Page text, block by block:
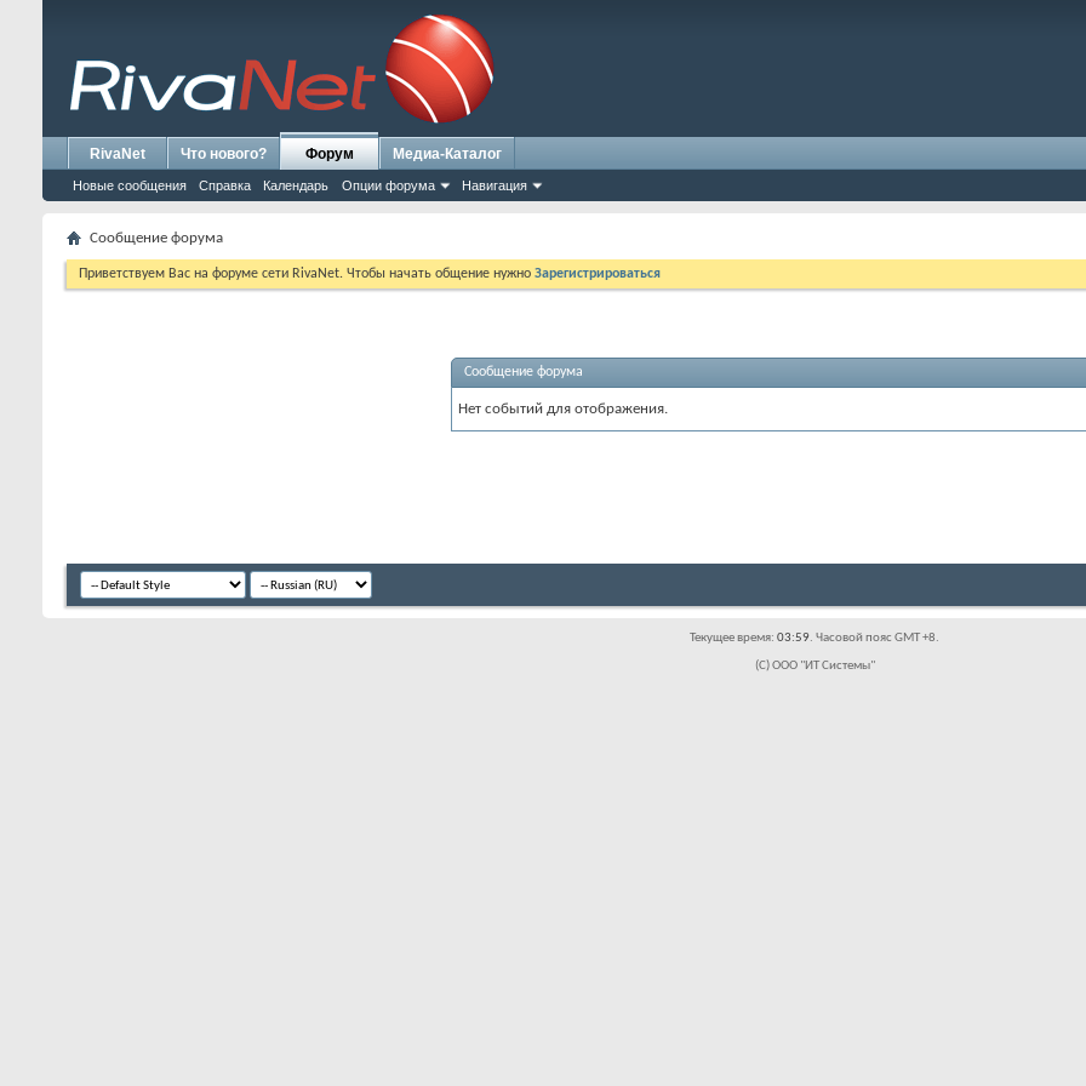
RivaNet Что нового? Форум
Новые сообщения Справка Календарь Опции форума Навигация
Медиа-Каталог
Сообщение форума
Приветствуем Вас на форуме сети RivaNet. Чтобы начать общение нужно Зарегистрироваться
Сообщение форума
Нет событий для отображения.
Текущее время: 03:59. Часовой пояс GMT +8.
(C) ООО "ИТ Системы"